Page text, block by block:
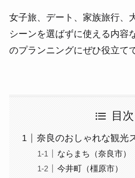
女子旅、デート、家族旅行、
シーンを選ばずに使える内容
のプランニングにぜひ役立て
目次
奈良のおしゃれな観光
ならまち（奈良市）
今井町（橿原市）